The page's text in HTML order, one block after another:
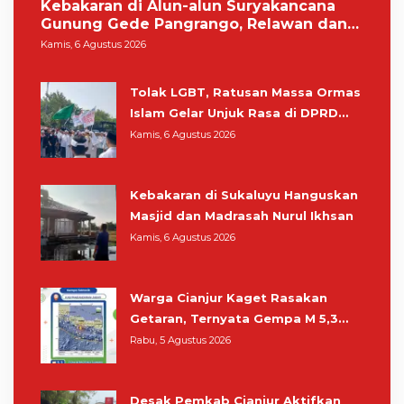
Kebakaran di Alun-alun Suryakancana
Gunung Gede Pangrango, Relawan dan
Warga Masih Bersiaga
Kamis, 6 Agustus 2026
Tolak LGBT, Ratusan Massa Ormas
Islam Gelar Unjuk Rasa di DPRD
Cianjur
Kamis, 6 Agustus 2026
Kebakaran di Sukaluyu Hanguskan
Masjid dan Madrasah Nurul Ikhsan
Kamis, 6 Agustus 2026
Warga Cianjur Kaget Rasakan
Getaran, Ternyata Gempa M 5,3
Berpusat di Pangandaran
Rabu, 5 Agustus 2026
Desak Pemkab Cianjur Aktifkan